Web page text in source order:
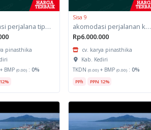
akomodasi perjalana tipe kamar deluxe suite
pinasthika
BMP (0.00): 0%
Sisa 9
akomodasi perjalanan kamar tipe deluxe
Rp6.000.000
cv. karya pinasthika
Kab. Kediri
TKDN(0.00) + BMP(0.00) :0%
PPh PPN 12%